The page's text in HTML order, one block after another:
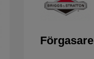
Förgasare